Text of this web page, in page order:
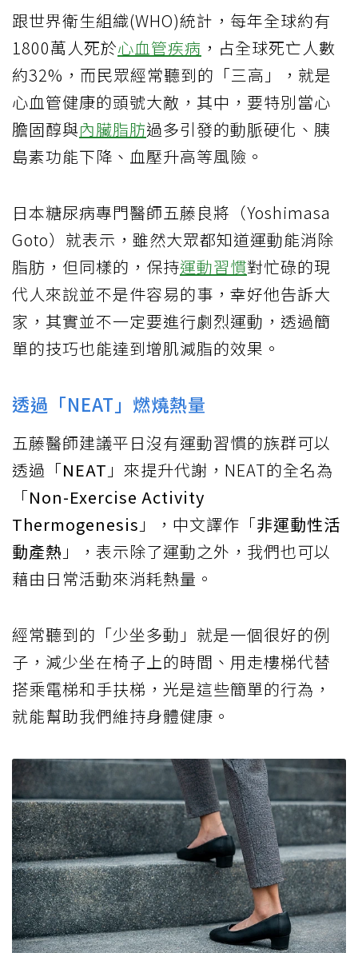
跟世界衛生組織(WHO)統計，每年全球約有
1800萬人死於心血管疾病 ，占全球死亡人數
約32%，而民眾經常聽到的「三高」，就是
心血管健康的頭號大敵，其中，要特別當心
膽固醇與內臟脂肪過多引發的動脈硬化、胰
島素功能下降、血壓升高等風險。
日本糖尿病專門醫師五藤良將（Yoshimasa
Goto）就表示，雖然大眾都知道運動能消除
脂肪，但同樣的，保持運動習慣對忙碌的現
代人來說並不是件容易的事，幸好他告訴大
家，其實並不一定要進行劇烈運動，透過簡
單的技巧也能達到增肌減脂的效果。
透過「NEAT」燃燒熱量
五藤醫師建議平日沒有運動習慣的族群可以
透過「NEAT 」來提升代謝，NEAT的全名為
「Non-Exercise Activity
Thermogenesis 」，中文譯作「非運動性活
動產熱 」，表示除了運動之外，我們也可以
藉由日常活動來消耗熱量。
經常聽到的「少坐多動」就是一個很好的例
子，減少坐在椅子上的時間、用走樓梯代替
搭乘電梯和手扶梯，光是這些簡單的行為，
就能幫助我們維持身體健康。